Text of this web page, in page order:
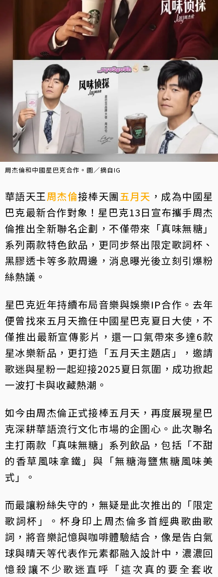
周杰倫和中國星巴克合作。圖／摘自IG
華語天王周杰倫接棒天團五月天 ，成為中國星
巴克最新合作對象！星巴克13日宣布攜手周杰
倫推出全新聯名企劃，不僅帶來「真味無糖」
系列兩款特色飲品，更同步祭出限定歌詞杯、
黑膠透卡等多款周邊，消息曝光後立刻引爆粉
絲熱議。
星巴克近年持續布局音樂與娛樂IP合作。去年
便曾找來五月天擔任中國星巴克夏日大使，不
僅推出最新宣傳影片，還一口氣帶來多達6款
星冰樂新品，更打造「五月天主題店」，邀請
歌迷與星粉一起迎接2025夏日氛圍，成功掀起
一波打卡與收藏熱潮。
如今由周杰倫正式接棒五月天，再度展現星巴
克深耕華語流行文化市場的企圖心。此次聯名
主打兩款「真味無糖」系列飲品，包括「不甜
的香草風味拿鐵」與「無糖海鹽焦糖風味美
式」。
而最讓粉絲失守的，無疑是此次推出的「限定
歌詞杯」。杯身印上周杰倫多首經典歌曲歌
詞，將音樂記憶與咖啡體驗結合，像是告白氣
球與晴天等代表作元素都融入設計中，濃濃回
憶殺讓不少歌迷直呼「這次真的要全套收